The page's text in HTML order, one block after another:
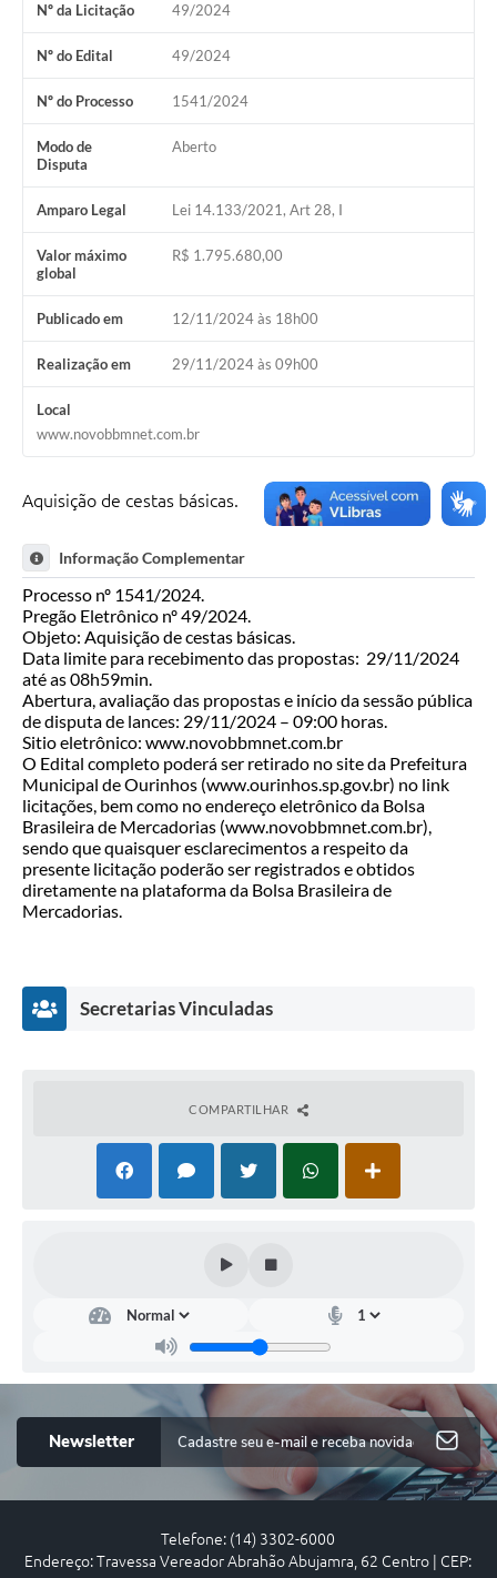
Nº da Licitação 49/2024
Nº do Edital 49/2024
Nº do Processo 1541/2024
Modo de
Disputa
Aberto
Amparo Legal Lei 14.133/2021, Art 28, I
Valor máximo
global
R$ 1.795.680,00
Publicado em 12/11/2024 às 18h00
Realização em 29/11/2024 às 09h00
Local
www.novobbmnet.com.br
Aquisição de cestas básicas.
Informação Complementar
Processo nº 1541/2024.
Pregão Eletrônico nº 49/2024.
Objeto: Aquisição de cestas básicas.
Data limite para recebimento das propostas: 29/11/2024
até as 08h59min.
Abertura, avaliação das propostas e início da sessão pública
de disputa de lances: 29/11/2024 – 09:00 horas.
Sitio eletrônico: www.novobbmnet.com.br
O Edital completo poderá ser retirado no site da Prefeitura
Municipal de Ourinhos (www.ourinhos.sp.gov.br) no link
licitações, bem como no endereço eletrônico da Bolsa
Brasileira de Mercadorias (www.novobbmnet.com.br),
sendo que quaisquer esclarecimentos a respeito da
presente licitação poderão ser registrados e obtidos
diretamente na plataforma da Bolsa Brasileira de
Mercadorias.
Secretarias Vinculadas
stên
men
to
Ceni
Cala
COMPARTILHAR
Newsletter
Telefone: (14) 3302-6000
Endereço: Travessa Vereador Abrahão Abujamra, 62 Centro | CEP: